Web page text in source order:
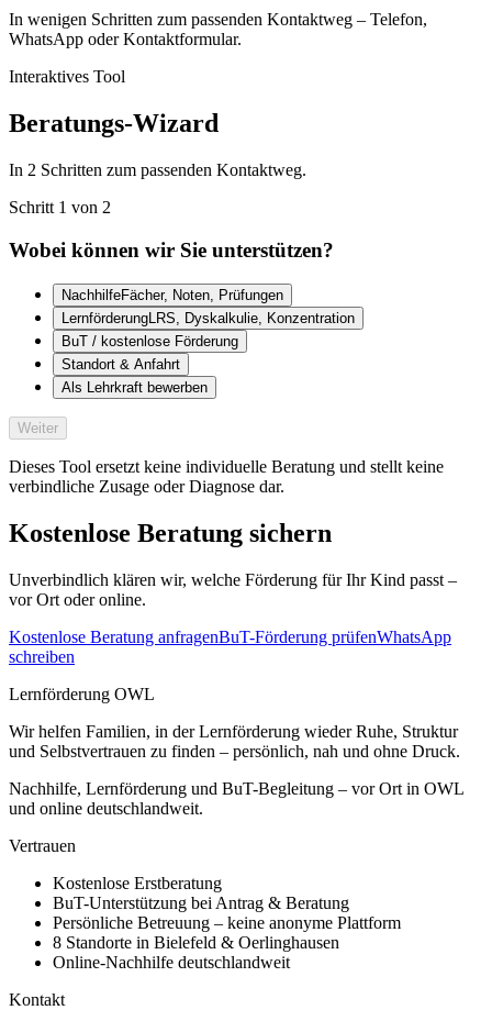
In wenigen Schritten zum passenden Kontaktweg – Telefon,
WhatsApp oder Kontaktformular.
Interaktives Tool
Beratungs-Wizard
In 2 Schritten zum passenden Kontaktweg.
Schritt 1 von 2
Wobei können wir Sie unterstützen?
NachhilfeFächer, Noten, Prüfungen
LernförderungLRS, Dyskalkulie, Konzentration
BuT / kostenlose Förderung
Standort & Anfahrt
Als Lehrkraft bewerben
Weiter
Dieses Tool ersetzt keine individuelle Beratung und stellt keine
verbindliche Zusage oder Diagnose dar.
Kostenlose Beratung sichern
Unverbindlich klären wir, welche Förderung für Ihr Kind passt –
vor Ort oder online.
Kostenlose Beratung anfragenBuT-Förderung prüfenWhatsApp
schreiben
Lernförderung OWL
Wir helfen Familien, in der Lernförderung wieder Ruhe, Struktur
und Selbstvertrauen zu finden – persönlich, nah und ohne Druck.
Nachhilfe, Lernförderung und BuT-Begleitung – vor Ort in OWL
und online deutschlandweit.
Vertrauen
Kostenlose Erstberatung
BuT-Unterstützung bei Antrag & Beratung
Persönliche Betreuung – keine anonyme Plattform
8 Standorte in Bielefeld & Oerlinghausen
Online-Nachhilfe deutschlandweit
Kontakt